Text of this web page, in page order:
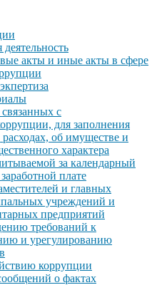
акты и иные акты в сфере
с
для заполнения
об имуществе и
характера
за календарный
плате
и главных
учреждений и
предприятий
требований к
и урегулированию
коррупции
о фактах